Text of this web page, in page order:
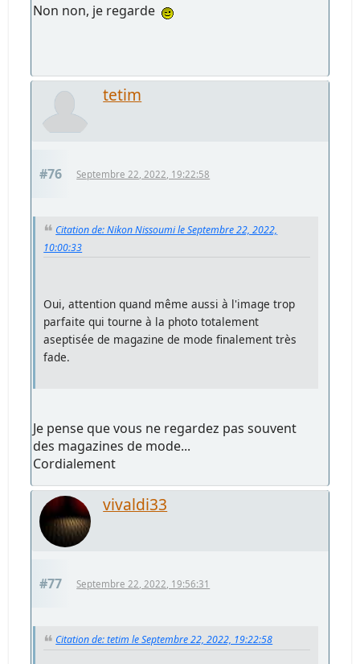
Non non, je regarde
tetim
#76 Septembre 22, 2022, 19:22:58
Citation de: Nikon Nissoumi le Septembre 22, 2022,
10:00:33
Oui, attention quand même aussi à l'image trop
parfaite qui tourne à la photo totalement
aseptisée de magazine de mode finalement très
fade.
Je pense que vous ne regardez pas souvent
des magazines de mode...
Cordialement
vivaldi33
#77 Septembre 22, 2022, 19:56:31
Citation de: tetim le Septembre 22, 2022, 19:22:58